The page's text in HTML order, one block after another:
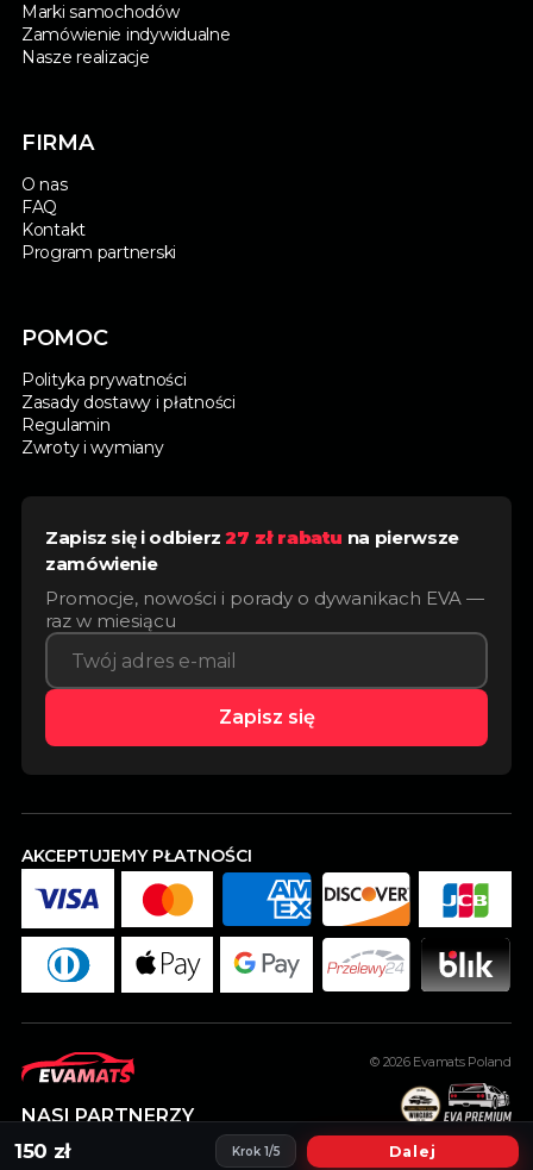
Marki samochodów
Zamówienie indywidualne
Nasze realizacje
FIRMA
O nas
FAQ
Kontakt
Program partnerski
POMOC
Polityka prywatności
Zasady dostawy i płatności
Regulamin
Zwroty i wymiany
Zapisz się i odbierz27 zł rabatu na pierwsze
zamówienie
Promocje, nowości i porady o dywanikach EVA —
raz w miesiącu
Zapisz się
AKCEPTUJEMY PŁATNOŚCI
© 2026 Evamats Poland
NASI PARTNERZY
150 zł Krok 1/5 Dalej